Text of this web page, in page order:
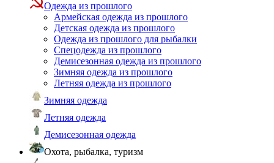
Одежда из прошлого
Армейская одежда из прошлого
Детская одежда из прошлого
Одежда из прошлого для рыбалки
Спецодежда из прошлого
Демисезонная одежда из прошлого
Зимняя одежда из прошлого
Летняя одежда из прошлого
Зимняя одежда
Летняя одежда
Демисезонная одежда
Охота, рыбалка, туризм